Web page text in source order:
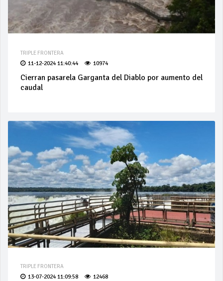
TRIPLE FRONTERA
11-12-2024 11:40:44 10974
Cierran pasarela Garganta del Diablo por aumento del
caudal
TRIPLE FRONTERA
13-07-2024 11:09:58 12468